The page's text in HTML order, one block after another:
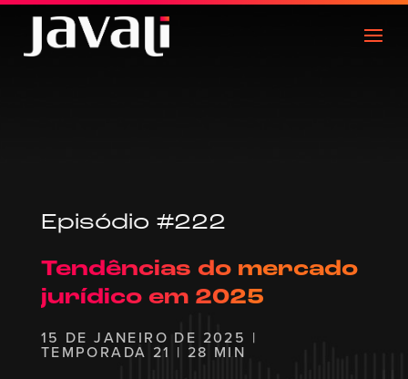
Episódio #222
Tendências do mercado
jurídico em 2025
15 DE JANEIRO DE 2025 |
TEMPORADA 21 | 28 MIN